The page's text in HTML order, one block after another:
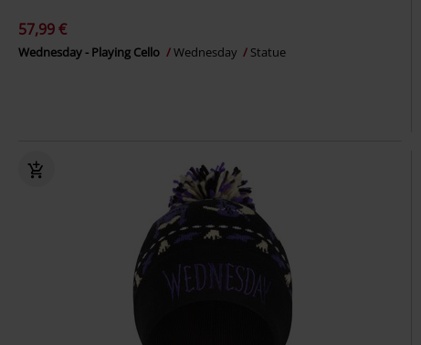
57,99 €
Wednesday - Playing Cello Wednesday Statue